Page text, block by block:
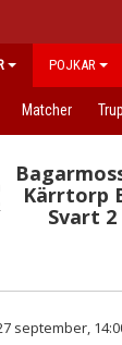
POJKAR
Matcher
Kärrtorp
Svart 2
september,